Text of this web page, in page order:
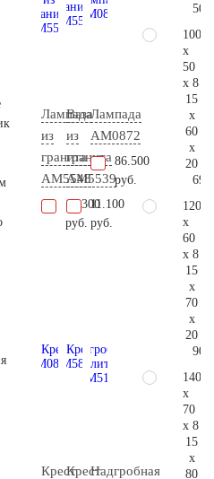
Лампада
из
гранита
AM5548
10.300
руб.
Ваза
из
гранита
AM5539
11.100
руб.
Лампада
AM0872
86.500
руб.
КрестКрестНадгробная
100
x
50
x 8
15
x
60
x
20
120
x
60
x 8
15
x
70
x
20
140
x
70
x 8
15
x
80